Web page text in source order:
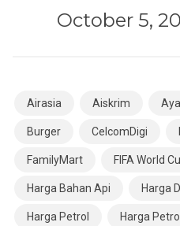
October 5,
Airasia Aiskrim
Burger CelcomDigi
FamilyMart FIFA World
Harga Bahan Api Harga
Harga Petrol Harga